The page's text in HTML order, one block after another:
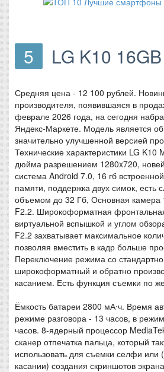
5 LG K10 16GB
Средняя цена - 12 100 рублей.
производителя, появившаяся в
феврале 2026 года, на сегодня
Яндекс-Маркете. Модель является
значительно улучшенной версией
Технические характеристики LG K10
дюйма разрешением 1280x720,
система Android 7.0, 16 гб
памяти, поддержка двух симок, есть
объемом до 32 Гб, Основная камера
F2.2. Широкоформатная
виртуальной вспышкой и углом
F2.2 захватывает максимальное
позволяя вместить в кадр больше
Переключение режима со
широкоформатный и обратно
касанием. Есть функция съемки по
Ёмкость батареи 2800 мА⋅ч. Время
режиме разговора - 13 часов, в
часов. 8-ядерный процессор
сканер отпечатка пальца, который
использовать для съемки селфи или
касании) создания скриншотов